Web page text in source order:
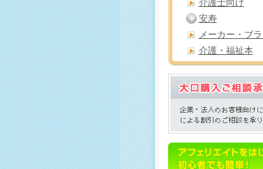
介護士向け
安寿
メーカー・ブ
介護・福祉本